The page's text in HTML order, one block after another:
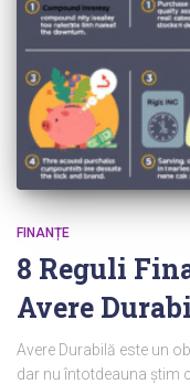
FINANȚE
8 Reguli
Avere
Avere Durabilă este un
dar nu întotdeauna știm